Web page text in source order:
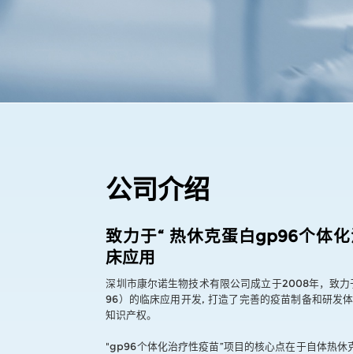
公司介绍
致力于“ 热休克蛋白gp96个体
床应用
深圳市康尔诺生物技术有限公司成立于2008年，致
96）的临床应用开发, 打造了完善的疫苗制备和研发
知识产权。
"gp96个体化治疗性疫苗”项目的核心点在于自体热